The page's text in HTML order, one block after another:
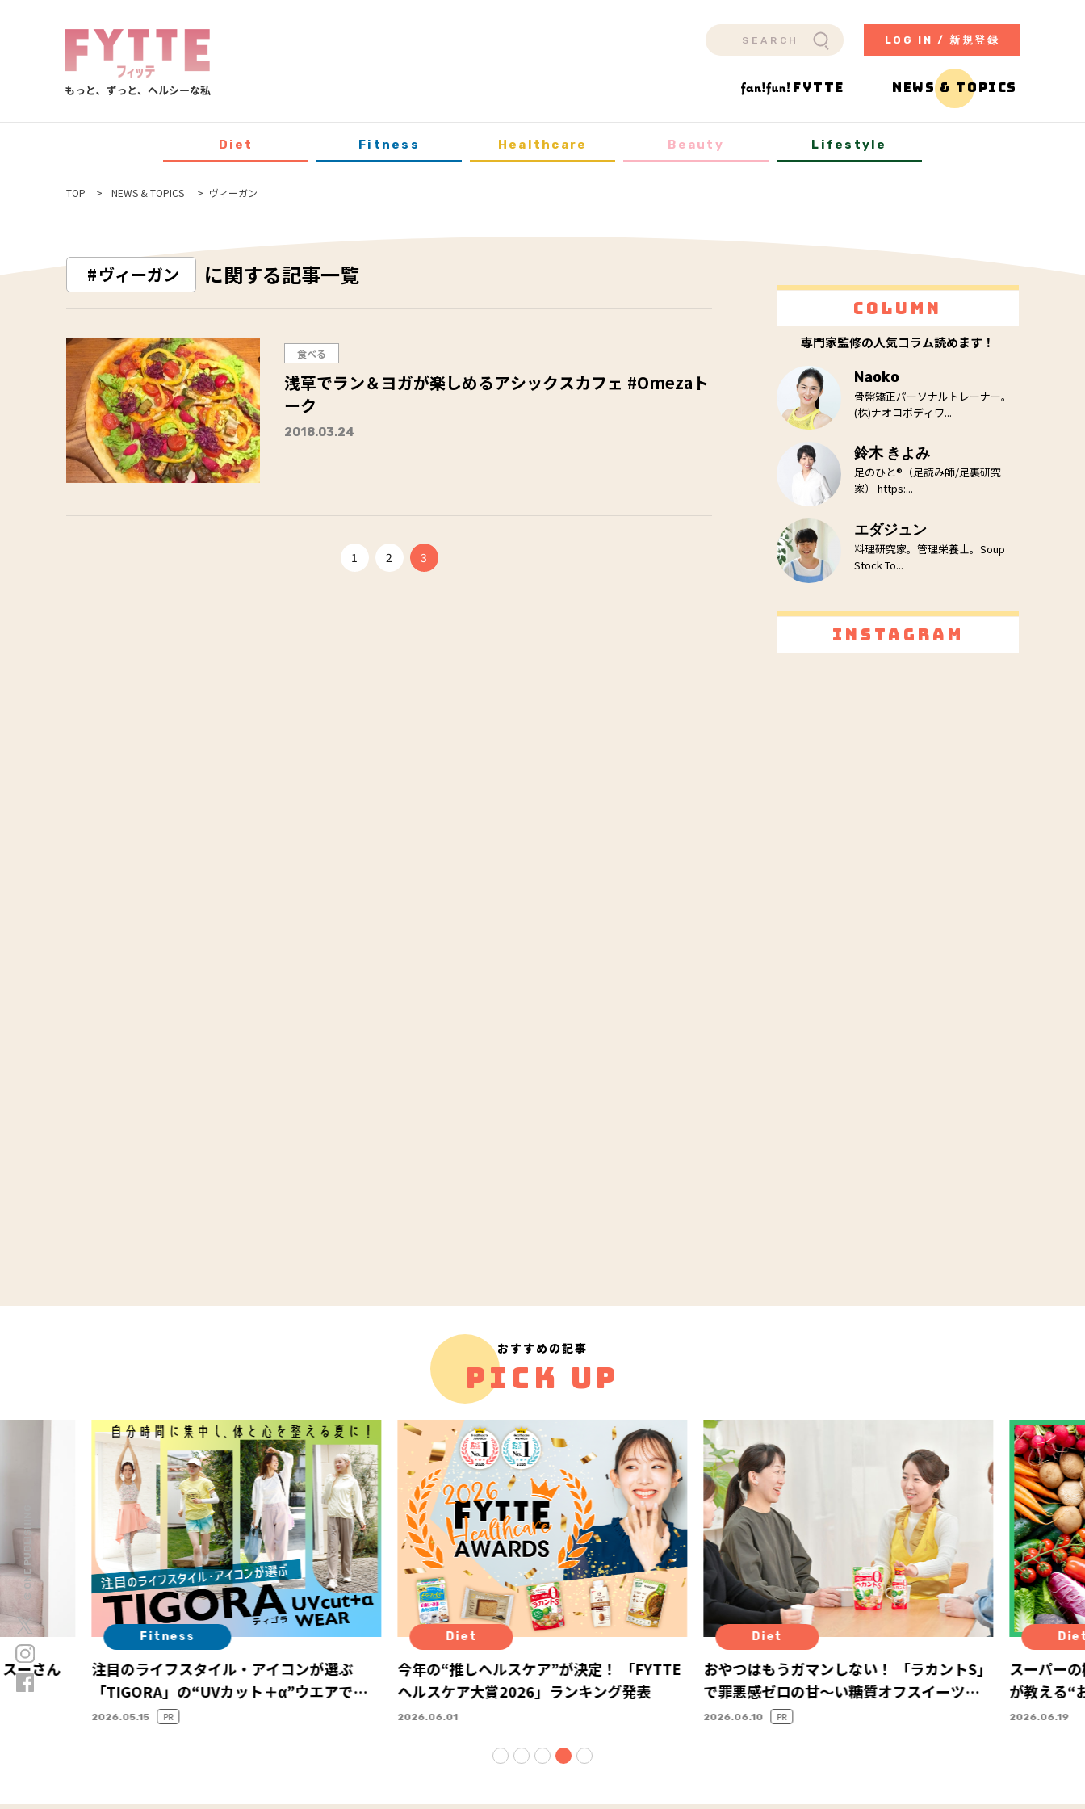
LOG IN / 新規登録
FYTTE NEWS & TOPICS
© ONE PUBLISHING
Diet Fitness Healthcare Beauty Lifestyle
TOP NEWS & TOPICS ヴィーガン
ヴィーガン に関する記事一覧
食べる
浅草でラン＆ヨガが楽しめるアシックスカフェ #Omezaト
ーク
2018.03.24
1 2 3
Column
専門家監修の人気コラム読めます！
Naoko
骨盤矯正パーソナルトレーナー。
(株)ナオコボディワ...
鈴木 きよみ
足のひと®（足読み師/足裏研究
家） https:...
エダジュン
料理研究家。管理栄養士。Soup
Stock To...
Instagram
おすすめの記事
PICK UP
ーさん
Fitness
注目のライフスタイル・アイコンが選ぶ
「TIGORA」の“UVカット＋α”ウエアで、
自分時間に集中し、体と心を整える夏に！
2026.05.15 PR
Diet
今年の“推しヘルスケア”が決定！ 「FYTTE
ヘルスケア大賞2026」ランキング発表
2026.06.01
Diet
おやつはもうガマンしない！ 「ラカントS」
で罪悪感ゼロの甘～い糖質オフスイーツで
おやつタイム
2026.06.10 PR
スーパー
が教える“
び方
2026.06.19